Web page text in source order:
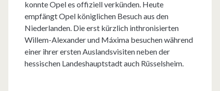
konnte Opel es offiziell verkünden. Heute
empfängt Opel königlichen Besuch aus den
Niederlanden. Die erst kürzlich inthronisierten
Willem-Alexander und Máxima besuchen während
einer ihrer ersten Auslandsvisiten neben der
hessischen Landeshauptstadt auch Rüsselsheim.